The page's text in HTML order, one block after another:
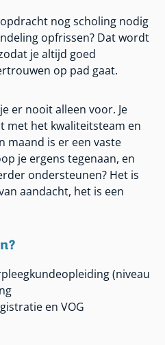
nog scholing nodig
opfrissen? Dat wordt
je altijd goed
op pad gaat.
er nooit alleen voor. Je
met het kwaliteitsteam en
maand is er een vaste
je ergens tegenaan, en
ondersteunen? Het is
aandacht, het is een
(niveau
en VOG